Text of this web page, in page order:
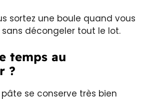
sortez une boule quand vous
sans décongeler tout le lot.
temps au
?
pâte se conserve très bien